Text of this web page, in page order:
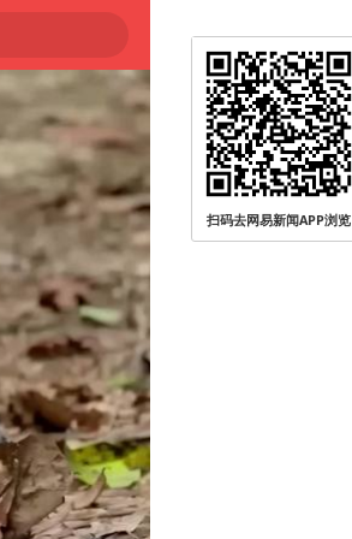
扫码去网易新闻APP浏览